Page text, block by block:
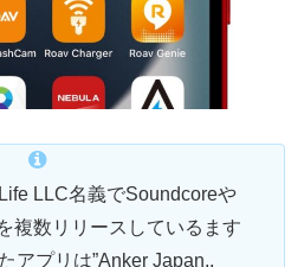
LLC名義でSoundcoreや
複数リリースしているます
アプリは”Anker Japan.,